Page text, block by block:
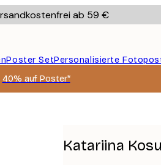
ab 59 €
Poster SetPersonalisierte
40% auf Poster*
Katariina